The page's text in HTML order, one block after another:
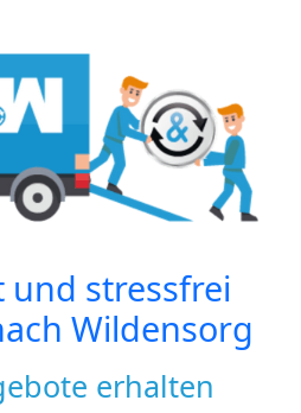
und stressfrei
Wildensorg
erhalten